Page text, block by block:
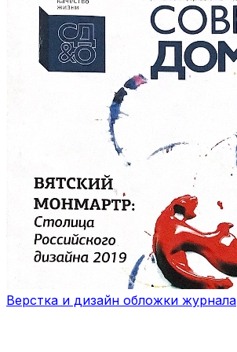
Верстка и дизайн обложки журнала